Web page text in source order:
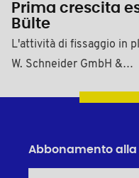
Prima crescita
Bülte
L'attività di fissaggio in
W. Schneider GmbH &…
Abbonamento